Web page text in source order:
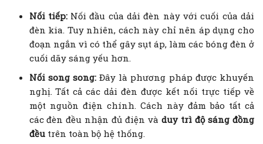
Nối tiếp:Nối đầu của dải đèn này với cuối của dải
đèn kia. Tuy nhiên, cách này chỉ nên áp dụng cho
đoạn ngắn vì có thể gây sụt áp, làm các bóng đèn ở
cuối dãy sáng yếu hơn.
Nối song song:Đây là phương pháp được khuyến
nghị. Tất cả các dải đèn được kết nối trực tiếp về
một nguồn điện chính. Cách này đảm bảo tất cả
các đèn đều nhận đủ điện vàduy trì độ sáng đồng
đềutrên toàn bộ hệ thống.